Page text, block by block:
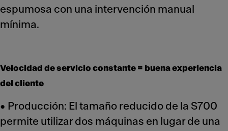
espumosa con una intervención manual
mínima.
Velocidad de servicio constante = buena experiencia
del cliente
• Producción: El tamaño reducido de la S700
permite utilizar dos máquinas en lugar de una